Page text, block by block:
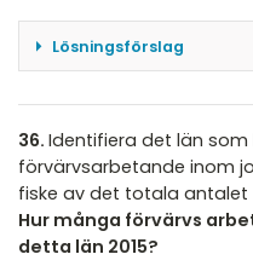
Lösningsförslag
inom jordbruk,
Gävleborgs län till 4
jordbruk. Kvoten
(40\%\)
Svar: C
36. Identifiera det län
förvärvsarbetande inom
fiske av det totala
Hur många förvärvs­
detta län 2015?